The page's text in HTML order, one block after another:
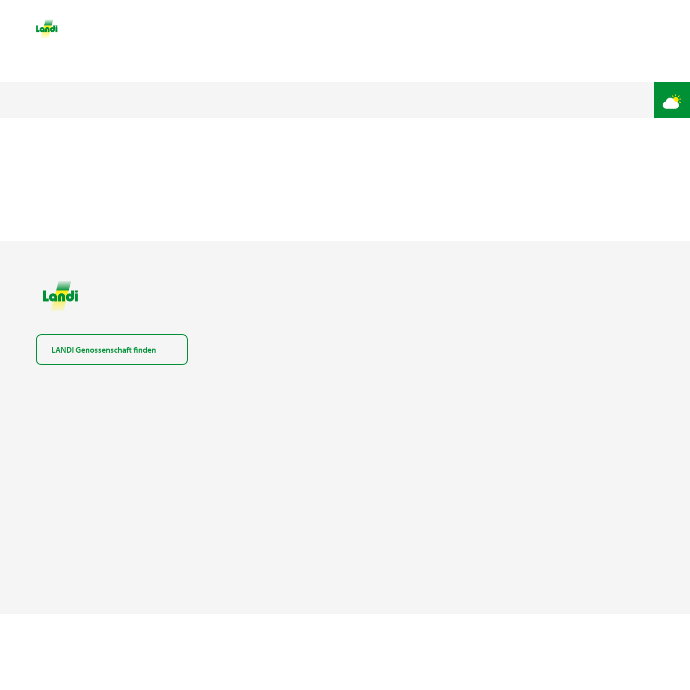
LANDI Genossenschaft finden